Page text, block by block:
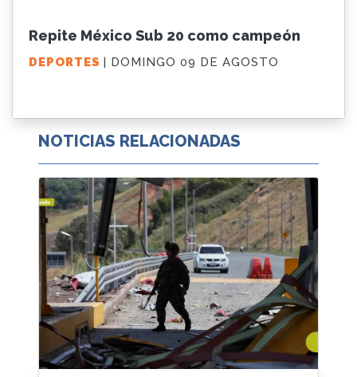
Repite México Sub 20 como campeón
DEPORTES | DOMINGO 09 DE AGOSTO
NOTICIAS RELACIONADAS